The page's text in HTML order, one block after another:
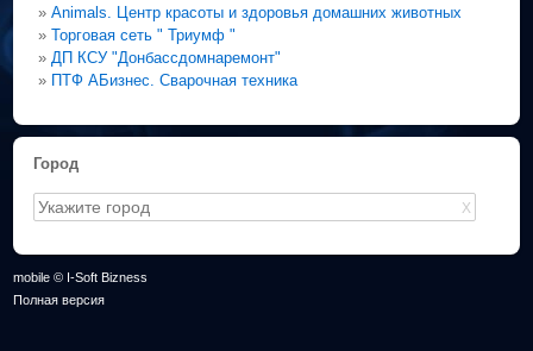
»Animals. Центр красоты и здоровья домашних животных
»Торговая сеть " Триумф "
» ДП КСУ "Донбассдомнаремонт"
» ПТФ АБизнес. Сварочная техника
Город
X
mobile © I-Soft Bizness
Полная версия